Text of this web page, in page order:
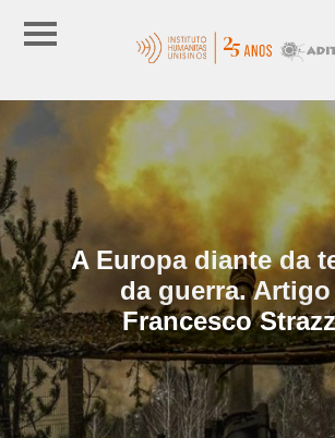
A Europa diante da
da guerra.
Francesco